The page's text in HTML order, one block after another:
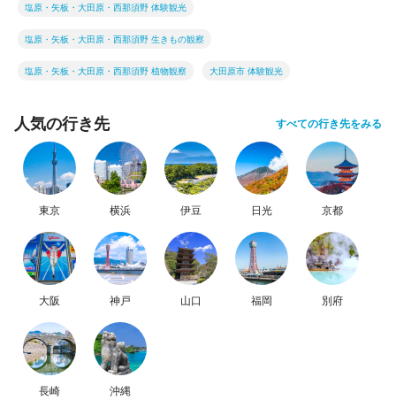
塩原・矢板・大田原・西那須野 体験観光
塩原・矢板・大田原・西那須野 生きもの観察
塩原・矢板・大田原・西那須野 植物観察 大田原市 体験観光
人気の行き先 すべての行き先をみる
東京 横浜 伊豆 日光 京都
大阪 神戸 山口 福岡 別府
長崎 沖縄